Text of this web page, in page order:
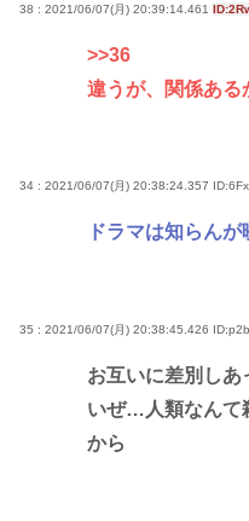
38 : 2021/06/07(月) 20:39:14.461
>>36
違うが、関係あ
34 : 2021/06/07(月) 20:38:24.357
ドラマは知らん
35 : 2021/06/07(月) 20:38:45.426
お互いに差別し
いぜ…人類なんて
から